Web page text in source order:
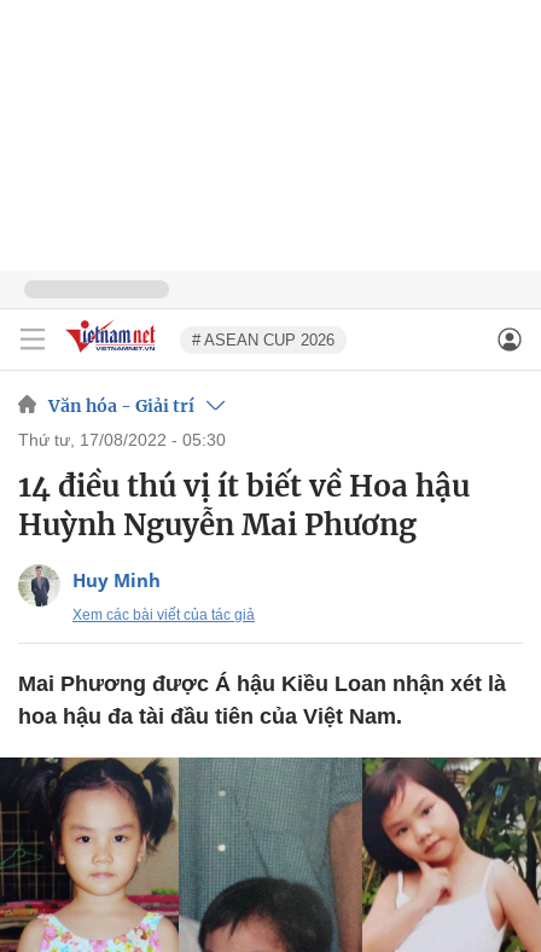
# ASEAN CUP 2026
Văn hóa - Giải trí
thứ tư, 17/08/2022 - 05:30
14 điều thú vị ít biết về Hoa hậu
Huỳnh Nguyễn Mai Phương
Huy Minh
Xem các bài viết của tác giả
Mai Phương được Á hậu Kiều Loan nhận xét là
hoa hậu đa tài đầu tiên của Việt Nam.